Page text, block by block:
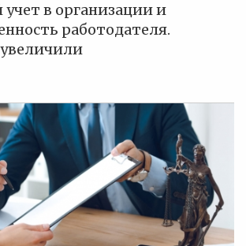
в организации и
работодателя.